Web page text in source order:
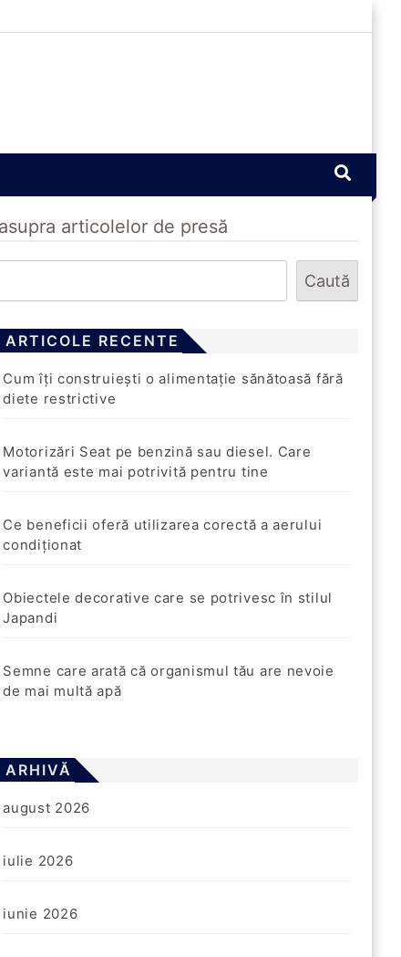
articolelor de presă
Caută
ARTICOLE RECENTE
Cum îți construiești o alimentație sănătoasă fără
diete restrictive
Motorizări Seat pe benzină sau diesel. Care
variantă este mai potrivită pentru tine
Ce beneficii oferă utilizarea corectă a aerului
condiționat
Obiectele decorative care se potrivesc în stilul
Japandi
Semne care arată că organismul tău are nevoie
de mai multă apă
ARHIVĂ
august 2026
iulie 2026
iunie 2026